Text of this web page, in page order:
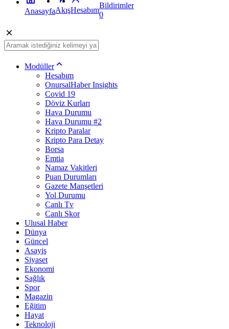
AnasayfaAkışHesabım
Bildirimler
0
Modüller
Hesabım
OnursalHaber Insights
Covid 19
Döviz Kurları
Hava Durumu
Hava Durumu #2
Kripto Paralar
Kripto Para Detay
Borsa
Emtia
Namaz Vakitleri
Puan Durumları
Gazete Manşetleri
Yol Durumu
Canlı Tv
Canlı Skor
Ulusal Haber
Dünya
Güncel
Asayiş
Siyaset
Ekonomi
Sağlık
Spor
Magazin
Eğitim
Hayat
Teknoloji